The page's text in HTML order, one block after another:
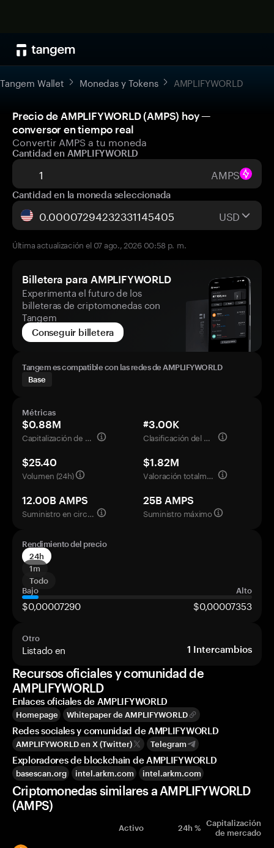
Tangem Wallet Monedas y Tokens AMPLIFYWORLD
Precio de AMPLIFYWORLD (AMPS) hoy —
conversor en tiempo real
Convertir AMPS a tu moneda
Cantidad en AMPLIFYWORLD
AMPS
Cantidad en la moneda seleccionada
USD
Última actualización el 07 ago., 2026 00:58 p. m.
Billetera para AMPLIFYWORLD
Experimenta el futuro de los
billeteras de criptomonedas con
Tangem
Conseguir billetera
Tangem es compatible con las redes de AMPLIFYWORLD
Base
Métricas
$0.88M
Capitalización de mercado
#3.00K
Clasificación del mercado
$25.40
Volumen (24h)
$1.82M
Valoración totalmente diluida
12.00B AMPS
Suministro en circulación
25B AMPS
Suministro máximo
Rendimiento del precio
24h
1m
Todo
Bajo
Alto
$0,00007290 $0,00007353
Otro
Listado en 1 Intercambios
Recursos oficiales y comunidad de
AMPLIFYWORLD
Enlaces oficiales de AMPLIFYWORLD
Homepage Whitepaper de AMPLIFYWORLD
Redes sociales y comunidad de AMPLIFYWORLD
AMPLIFYWORLD en X (Twitter) Telegram
Exploradores de blockchain de AMPLIFYWORLD
basescan.org intel.arkm.com intel.arkm.com
Criptomonedas similares a AMPLIFYWORLD
(AMPS)
Activo 24h % Capitalización
de mercado